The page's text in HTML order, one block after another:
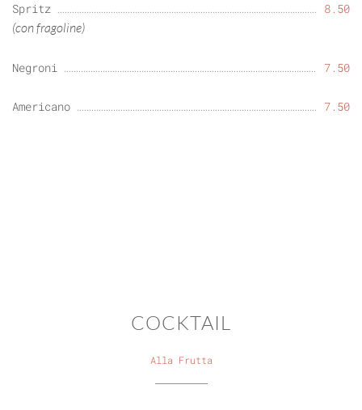
Spritz 8.50
(con fragoline)
Negroni 7.50
Americano 7.50
COCKTAIL
Alla Frutta